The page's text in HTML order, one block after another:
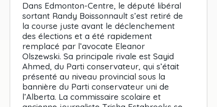
Dans Edmonton-Centre, le député libéral
sortant Randy Boissonnault s’est retiré de
la course juste avant le déclenchement
des élections et a été rapidement
remplacé par l’avocate Eleanor
Olszewski. Sa principale rivale est Sayid
Ahmed, du Parti conservateur, qui s’était
présenté au niveau provincial sous la
bannière du Parti conservateur uni de
l’Alberta. La commissaire scolaire et